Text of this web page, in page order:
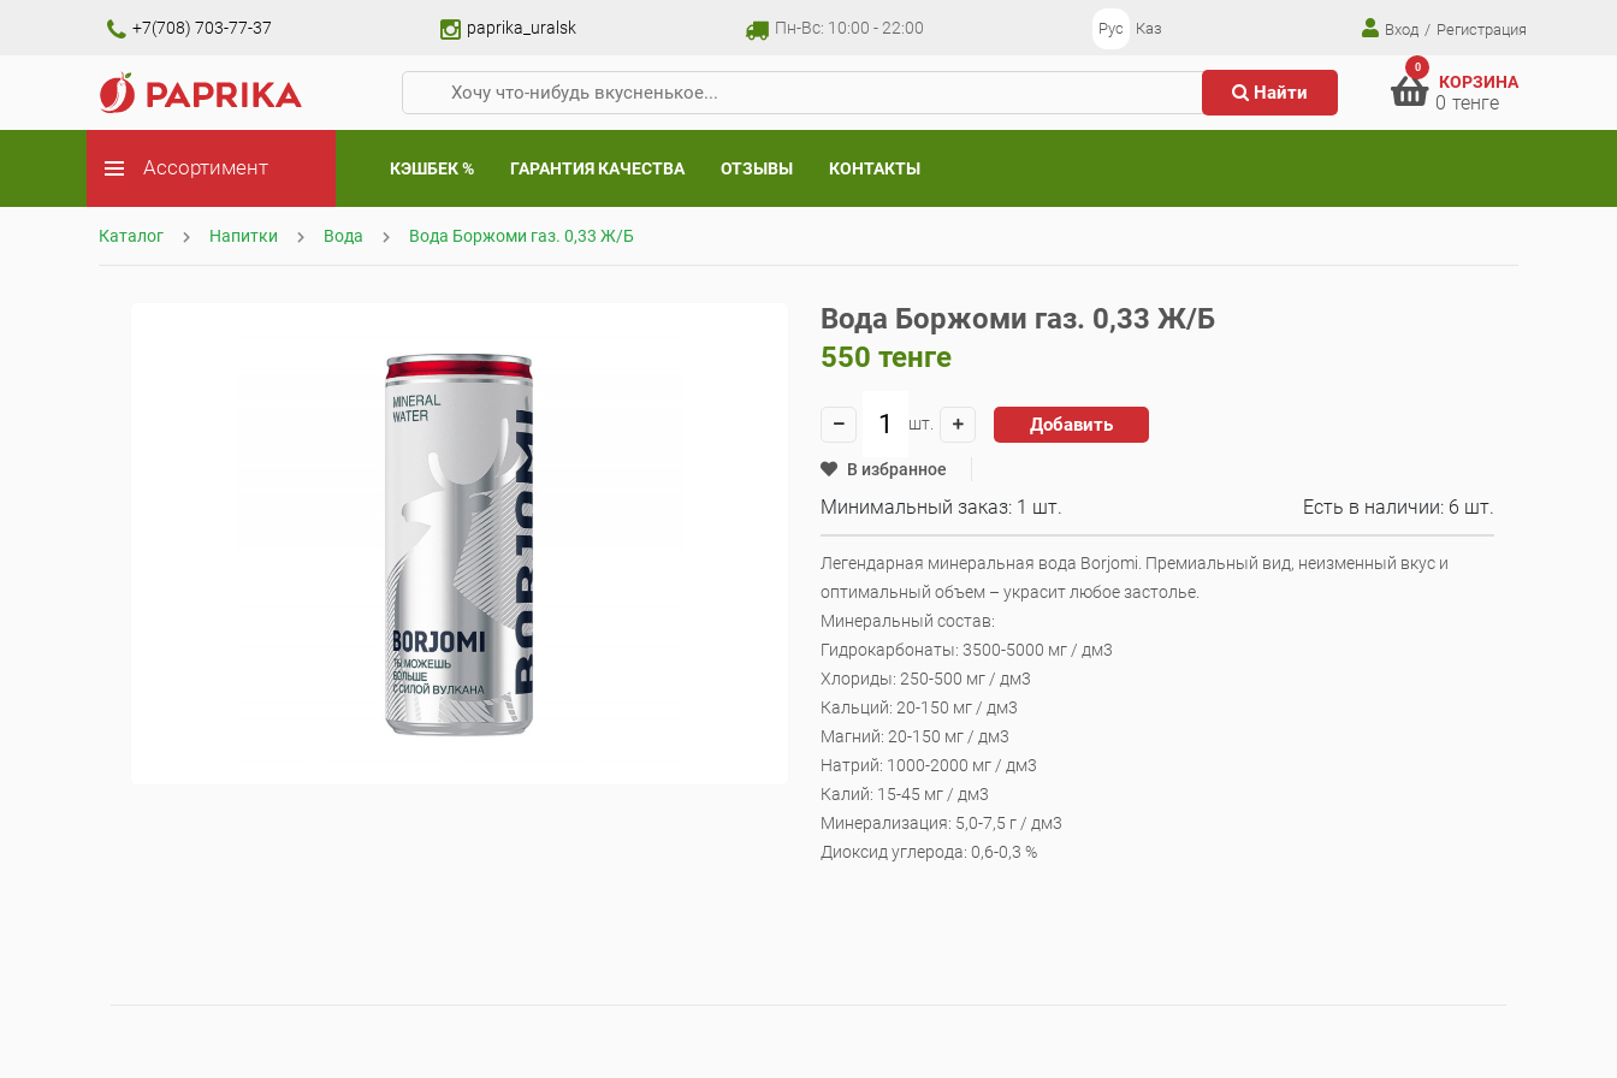
+7(708) 703-77-37 paprika_uralsk Пн-Вс: 10:00 - 22:00 Рус Каз Вход / Регистрация
Найти
0
КОРЗИНА
0 тенге
Ассортимент КЭШБЕК % ГАРАНТИЯ КАЧЕСТВА ОТЗЫВЫ КОНТАКТЫ
Каталог Напитки Вода Вода Боржоми газ. 0,33 Ж/Б
Вода Боржоми газ. 0,33 Ж/Б
550 тенге
шт. Добавить
В избранное
Минимальный заказ: 1 шт. Есть в наличии: 6 шт.
Легендарная минеральная вода Borjomi. Премиальный вид, неизменный вкус и
оптимальный объем – украсит любое застолье.
Минеральный состав:
Гидрокарбонаты: 3500-5000 мг / дм3
Хлориды: 250-500 мг / дм3
Кальций: 20-150 мг / дм3
Магний: 20-150 мг / дм3
Натрий: 1000-2000 мг / дм3
Калий: 15-45 мг / дм3
Минерализация: 5,0-7,5 г / дм3
Диоксид углерода: 0,6-0,3 %